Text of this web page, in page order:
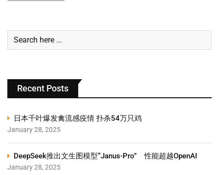
Recent Posts
日本千叶爆发禽流感疫情 扑杀54万只鸡
January 28, 2025
DeepSeek推出文生图模型“Janus-Pro” 性能超越OpenAI
January 28, 2025